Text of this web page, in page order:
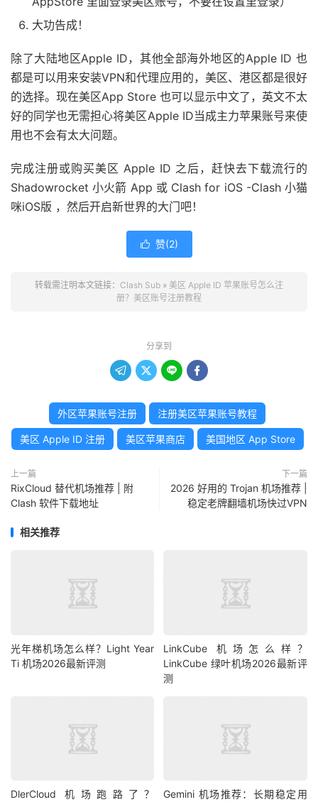
大功告成！
除了大陆地区Apple ID，其他全部海外地区的Apple ID 也
都是可以用来安装VPN和代理应用的，美区、港区都是很好
的选择。现在美区App Store 也可以显示中文了，英文不太
好的同学也无需担心将美区Apple ID当成主力苹果账号来使
用也不会有太大问题。
完成注册或购买美区 Apple ID 之后，赶快去下载流行的
Shadowrocket 小火箭 App 或 Clash for iOS -Clash 小猫
咪iOS版 ，然后开启新世界的大门吧！
 赞(2)
转载需注明本文链接： Clash Sub » 美区 Apple ID 苹果账号怎么注
册？美区账号注册教程
分享到
   
外区苹果账号注册 注册美区苹果账号教程
美区 Apple ID 注册 美区苹果商店 美国地区 App Store
上一篇
RixCloud 替代机场推荐 | 附
Clash 软件下载地址
下一篇
2026 好用的 Trojan 机场推荐 |
稳定老牌翻墙机场快过VPN
相关推荐
光年梯机场怎么样？Light Year
Ti 机场2026最新评测
LinkCube 机场怎么样？
LinkCube 绿叶机场2026最新评
测
DlerCloud 机场跑路了？
Gemini 机场推荐：长期稳定用